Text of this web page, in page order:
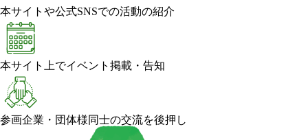
本サイトや公式SNSでの活動の紹介
本サイト上でイベント掲載・告知
参画企業・団体様同士の交流を後押し